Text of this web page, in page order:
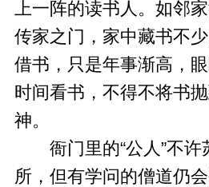
上一阵的读书人。如邻
传家之门，家中藏书不
借书，只是年事渐高，
时间看书，不得不将书
神。
衙门里的“公人”不许
所，但有学问的僧道仍